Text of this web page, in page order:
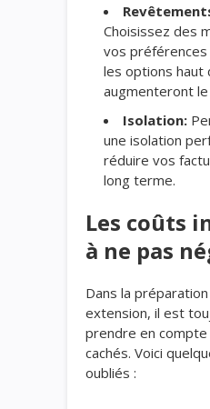
Choisissez des
vos
les options haut
augmenteront le
Isolation:
une isolation
réduire vos
long terme.
Les coûts
à ne pas
Dans la
extension, il est
prendre en
cachés. Voici
oubliés :